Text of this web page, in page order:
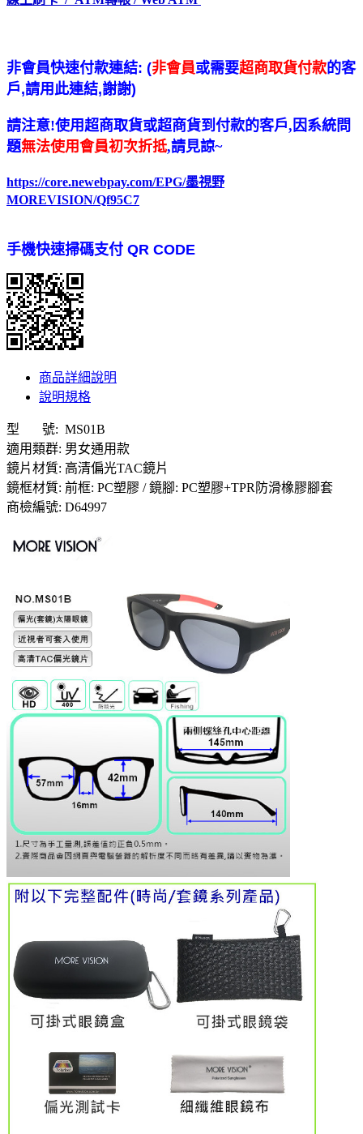
非會員快速付款連結: (非會員或需要超商取貨付款的客
戶,請用此連結,謝謝)
請注意!使用超商取貨或超商貨到付款的客戶,因系統問
題無法使用會員初次折抵,請見諒~
https://core.newebpay.com/EPG/墨視野
MOREVISION/Qf95C7
手機快速掃碼支付 QR CODE
商品詳細說明
說明規格
型 號: MS01B
適用類群: 男女通用款
鏡片材質: 高清偏光TAC鏡片
鏡框材質: 前框: PC塑膠 / 鏡腳: PC塑膠+TPR防滑橡膠腳套
商檢編號: D64997